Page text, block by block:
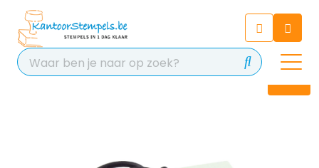
Chat 24/7 met onze chatbot
voor hulp
Contact